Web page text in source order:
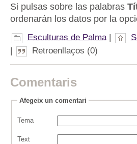
Si pulsas sobre las palabras
ordenarán los datos por la
Esculturas de Palma|
Retroenllaços (0)
Comentaris
Afegeix un comentari
Tema
Text